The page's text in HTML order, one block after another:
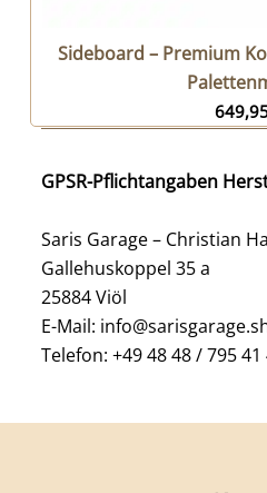
Sideboard – Premium
GPSR-Pflichtangaben
Saris Garage – Christian
Gallehuskoppel 35 a
25884 Viöl
E-Mail:
Telefon: +49 48 48 / 795 41